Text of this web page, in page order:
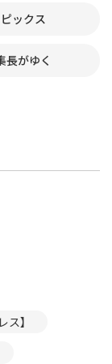
ピックス
長がゆく
】